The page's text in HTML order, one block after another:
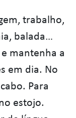
trabalho,
balada…
mantenha a
em dia. No
Para
estojo.